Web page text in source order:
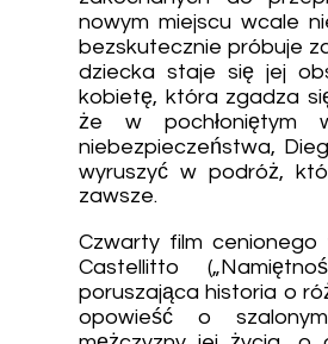
nowym miejscu wcale
bezskutecznie próbuje
dziecka staje się jej
kobietę, która zgadza
że w pochłoniętym
niebezpieczeństwa,
wyruszyć w podróż,
zawsze.
Czwarty film cenionego
Castellitto
poruszająca historia o
opowieść o